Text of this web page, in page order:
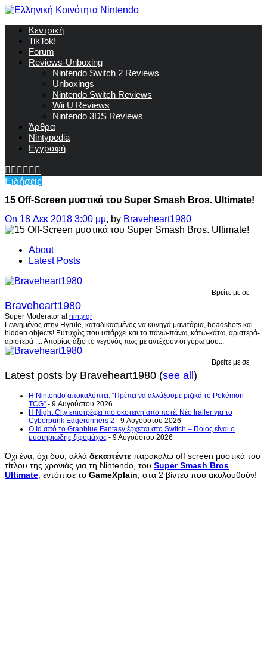
Κεντρική
TikTok!
Forum
Reviews-Unboxing
Nintendo Switch 2 Reviews
Unboxings
Nintendo Switch Reviews
Wii U Reviews
Nintendo 3DS Reviews
Άρθρα
Nintypedia
Εγγραφή
Ειδήσεις
15 Off-Screen μυστικά του Super Smash Bros. Ultimate!
On 18 Δεκ 2018 3:00 μμ, by Braveheart1980
About
Latest Posts
Βρείτε με σε
Braveheart1980
Super Moderator atninty.gr
Γεννημένος στην Hyrule, καταδικασμένος να κυνηγά μανιτάρια, headshots και
hidden objects! Ευτυχώς που υπάρχει και το πάνω-πάνω, κάτω-κάτω, αριστερά-
αριστερά .... Απορίας άξιο το γεγονός πως με αντέχουν οι γύρω μου...
Βρείτε με σε
Latest posts by Braveheart1980 (see all)
Η Nintendo αποκαλύπτει: “Πρέπει να αλλάξουμε ριζικά το Pokémon
TCG” - 9 Αυγούστου 2026
Η Night City επιστρέφει πιο σκοτεινή από ποτέ: Νέο trailer για το
Cyberpunk Edgerunners 2 - 9 Αυγούστου 2026
Ο Id από το Granblue Fantasy έρχεται στο Switch – Ποιος είναι ο
μυστηριώδης ξιφομάχος - 9 Αυγούστου 2026
Όχι ένα, όχι δύο, αλλά δεκαπέντε παρακαλώ off screen μυστικά του
τίτλου της χρονιάς για τη Nintendo, του Super Smash Bros
Ultimate , εντόπισε το GameXplain , στα 2 βίντεο που ακολουθούν!